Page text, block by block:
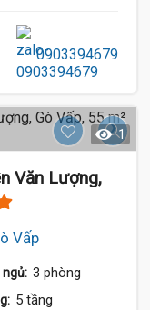
0903394679
1
Văn Lượng,
Vấp
ngủ: 3 phòng
5 tầng